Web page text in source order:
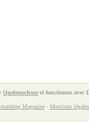
Quelquechose et fonctionne avec
Magazine - Mentions légales